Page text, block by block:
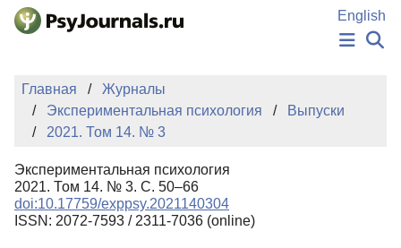
Перейти к основному содержанию
English
НОВОСТИ
КЛЮЧЕВЫЕ СЛОВА
Регистрация
Главная
Журналы
Экспериментальная психология
Выпуски
2021. Том 14. № 3
Экспериментальная психология
2021. Том 14. № 3. С. 50–66
doi:10.17759/exppsy.2021140304
ISSN: 2072-7593 / 2311-7036 (online)